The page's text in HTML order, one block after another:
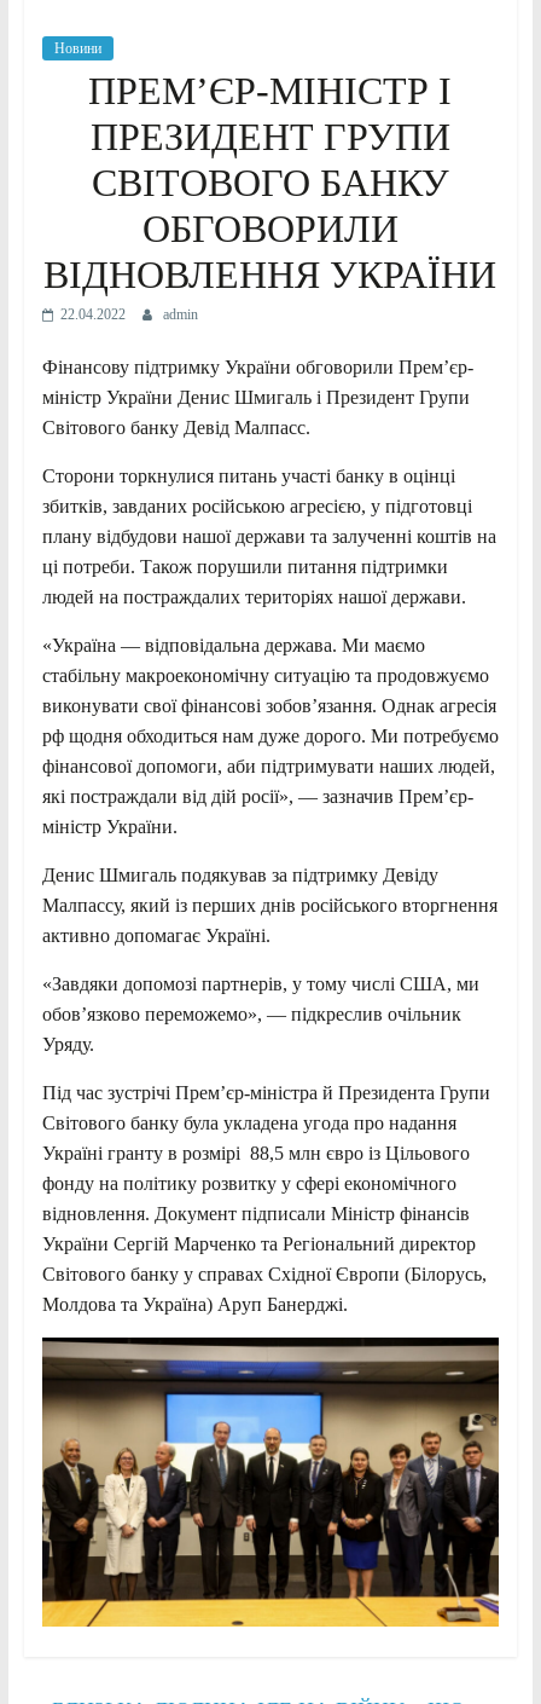
Новини
ПРЕМ’ЄР-МІНІСТР І
ПРЕЗИДЕНТ ГРУПИ
СВІТОВОГО БАНКУ
ОБГОВОРИЛИ
ВІДНОВЛЕННЯ УКРАЇНИ
22.04.2022 admin
Фінансову підтримку України обговорили Прем’єр-
міністр України Денис Шмигаль і Президент Групи
Світового банку Девід Малпасс.
Сторони торкнулися питань участі банку в оцінці
збитків, завданих російською агресією, у підготовці
плану відбудови нашої держави та залученні коштів на
ці потреби. Також порушили питання підтримки
людей на постраждалих територіях нашої держави.
«Україна — відповідальна держава. Ми маємо
стабільну макроекономічну ситуацію та продовжуємо
виконувати свої фінансові зобов’язання. Однак агресія
рф щодня обходиться нам дуже дорого. Ми потребуємо
фінансової допомоги, аби підтримувати наших людей,
які постраждали від дій росії», — зазначив Прем’єр-
міністр України.
Денис Шмигаль подякував за підтримку Девіду
Малпассу, який із перших днів російського вторгнення
активно допомагає Україні.
«Завдяки допомозі партнерів, у тому числі США, ми
обов’язково переможемо», — підкреслив очільник
Уряду.
Під час зустрічі Прем’єр-міністра й Президента Групи
Світового банку була укладена угода про надання
Україні гранту в розмірі 88,5 млн євро із Цільового
фонду на політику розвитку у сфері економічного
відновлення. Документ підписали Міністр фінансів
України Сергій Марченко та Регіональний директор
Світового банку у справах Східної Європи (Білорусь,
Молдова та Україна) Аруп Банерджі.